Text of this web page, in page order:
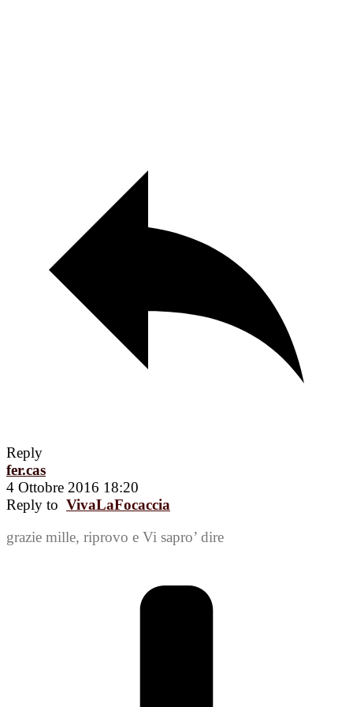
Reply
fer.cas
4 Ottobre 2016 18:20
Reply to VivaLaFocaccia
grazie mille, riprovo e Vi sapro’ dire